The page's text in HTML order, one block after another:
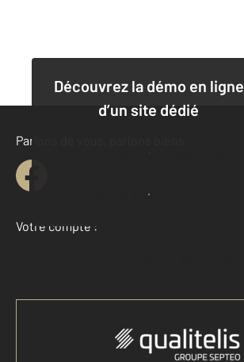
Découvrez la démo en ligne
d’un site dédié
Site dédié pour un appartement
Site dédié pour une maison
Parlons de vous, parlons biens
Votre compte :
Accéder à mon compte